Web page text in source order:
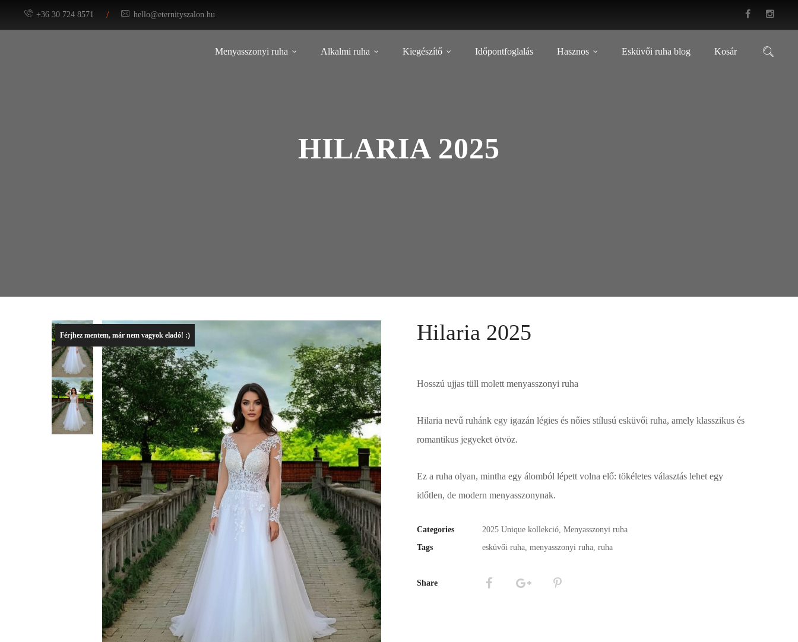
+36 30 724 8571 / hello@eternityszalon.hu
Menyasszonyi ruha Alkalmi ruha Kiegészítő Időpontfoglalás Hasznos Esküvői ruha blog Kosár
HILARIA 2025
Férjhez mentem, már nem vagyok eladó! :) Hilaria 2025
Hosszú ujjas tüll molett menyasszonyi ruha
Hilaria nevű ruhánk egy igazán légies és nőies stílusú esküvői ruha, amely klasszikus és
romantikus jegyeket ötvöz.
Ez a ruha olyan, mintha egy álomból lépett volna elő: tökéletes választás lehet egy
időtlen, de modern menyasszonynak.
Categories 2025 Unique kollekció, Menyasszonyi ruha
Tags
esküvői ruha, menyasszonyi ruha, ruha
Share